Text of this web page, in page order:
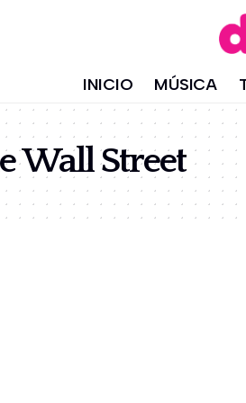
INICIO MÚSICA
Wall Street